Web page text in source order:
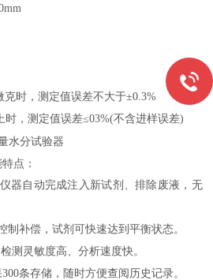
时，测定值误差不大于±0.3%
，测定值误差≤03%(不含进样误差)
水分试验器
点：
器自动完成注入新试剂、排除废液，无
制补偿，试剂可快速达到平衡状态。
测灵敏度高、分析速度快。
条存储，随时方便查阅历史记录。